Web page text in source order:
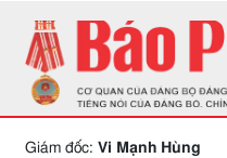
Giám đốc: Vi Mạnh Hùng